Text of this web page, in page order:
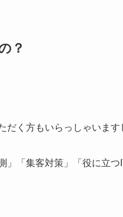
？
く方もいらっしゃいます
「集客対策」「役に立つ